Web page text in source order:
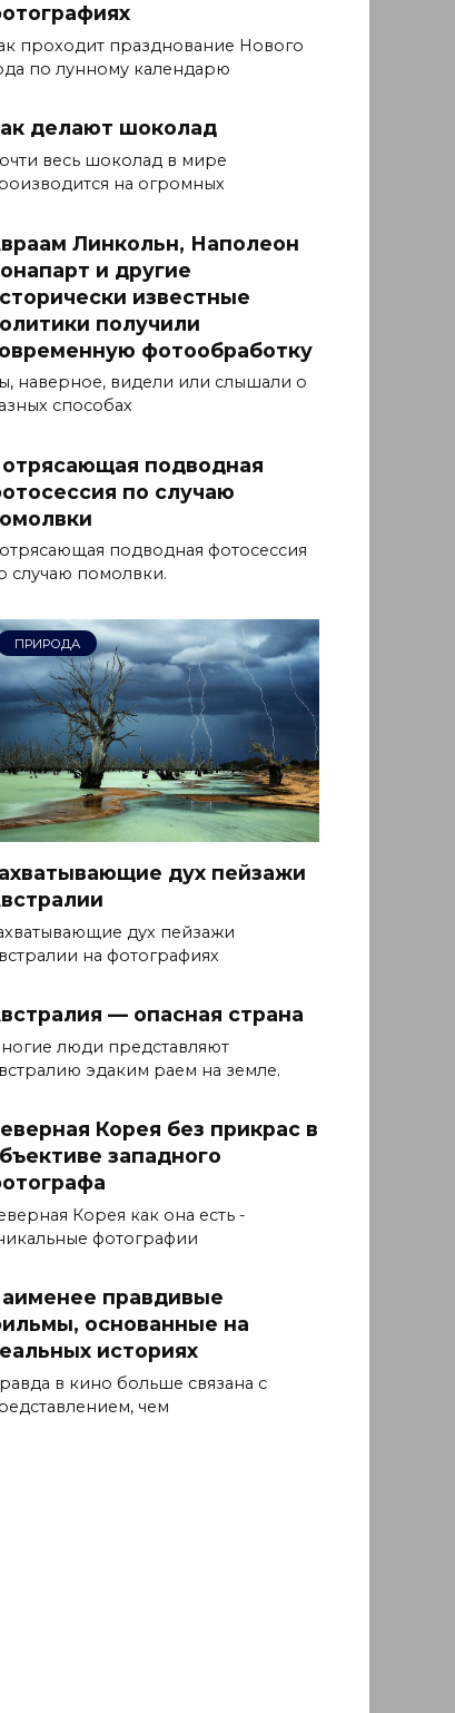
проходит празднование Нового
по лунному календарю
делают шоколад
весь шоколад в мире
на огромных
Линкольн, Наполеон
и другие
известные
получили
фотообработку
наверное, видели или слышали о
способах
подводная
по случаю
подводная фотосессия
случаю помолвки.
ПРИРОДА
дух пейзажи
дух пейзажи
на фотографиях
— опасная страна
люди представляют
эдаким раем на земле.
Корея без прикрас в
западного
Корея как она есть -
фотографии
правдивые
основанные на
историях
в кино больше связана с
чем